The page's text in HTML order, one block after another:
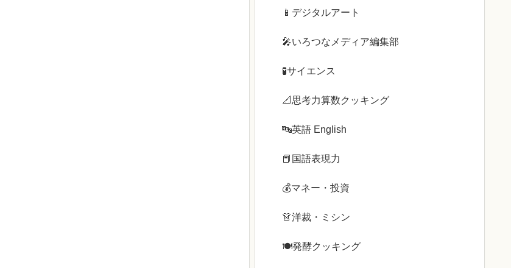
📱デジタルアート
🎤いろつなメディア編集部
🧪サイエンス
📐思考力算数クッキング
🔤英語 English
📕国語表現力
💰️マネー・投資
👗洋裁・ミシン
🍽️発酵クッキング